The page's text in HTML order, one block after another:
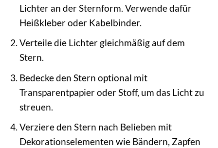
Lichter an der Sternform. Verwende dafür
Heißkleber oder Kabelbinder.
Verteile die Lichter gleichmäßig auf dem
Stern.
Bedecke den Stern optional mit
Transparentpapier oder Stoff, um das Licht zu
streuen.
Verziere den Stern nach Belieben mit
Dekorationselementen wie Bändern, Zapfen